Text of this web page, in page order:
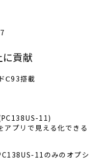
7
貢献
Ⅽ93搭載
11)
アプリで見える化できる
11のみのオプシ